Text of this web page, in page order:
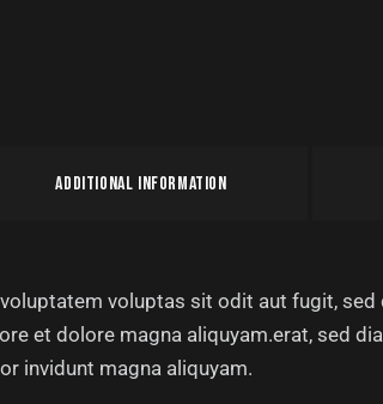
ADDITIONAL INFORMATION
voluptas sit odit aut fugit,
et dolore magna aliquyam.erat, sed
invidunt magna aliquyam.